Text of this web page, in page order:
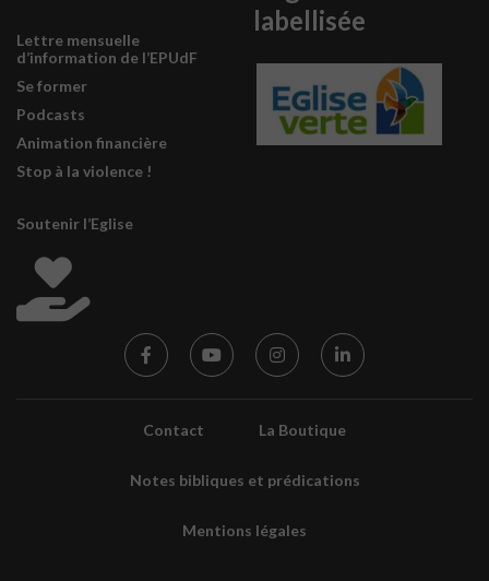
Lettre mensuelle
d’information de l’EPUdF
Se former
Podcasts
Animation financière
Stop à la violence !
Soutenir l’Eglise
labellisée
Contact La Boutique
Notes bibliques et prédications
Mentions légales